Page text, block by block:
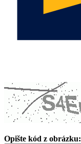
Opište kód z obrázku: